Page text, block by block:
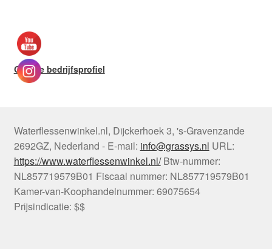
Google bedrijfsprofiel
Waterflessenwinkel.nl, Dijckerhoek 3, 's-Gravenzande
2692GZ, Nederland - E-mail: info@grassys.nl URL:
https://www.waterflessenwinkel.nl/ Btw-nummer:
NL857719579B01 Fiscaal nummer: NL857719579B01
Kamer-van-Koophandelnummer: 69075654
Prijsindicatie: $$